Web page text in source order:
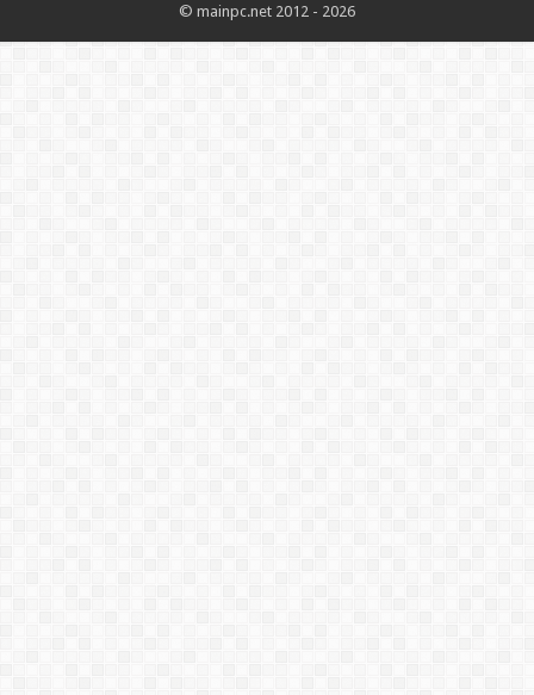
© mainpc.net 2012 - 2026